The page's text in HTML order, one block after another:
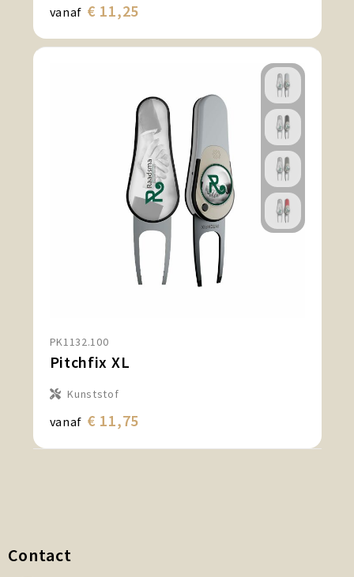
vanaf € 11,25
PK1132.100
Pitchfix XL
Kunststof
vanaf € 11,75
Contact